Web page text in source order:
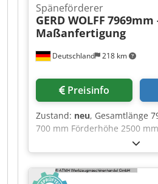
Deutschland 218 km
Späneförderer
GERD WOLFF 7969mm
Maßanfertigung
Preisinfo
Zustand: neu, Gesamtlänge
700 mm Förderhöhe 2500 mm
Gesamtleistungsbedarf 0,75
das Formular aus und
Mail zur Angebotserstellung
Scharnierbandförderer –